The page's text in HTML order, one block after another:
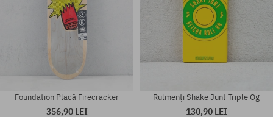
Foundation Placă Firecracker
356,90 LEI
Rulmenți Shake Junt Triple Og
130,90 LEI